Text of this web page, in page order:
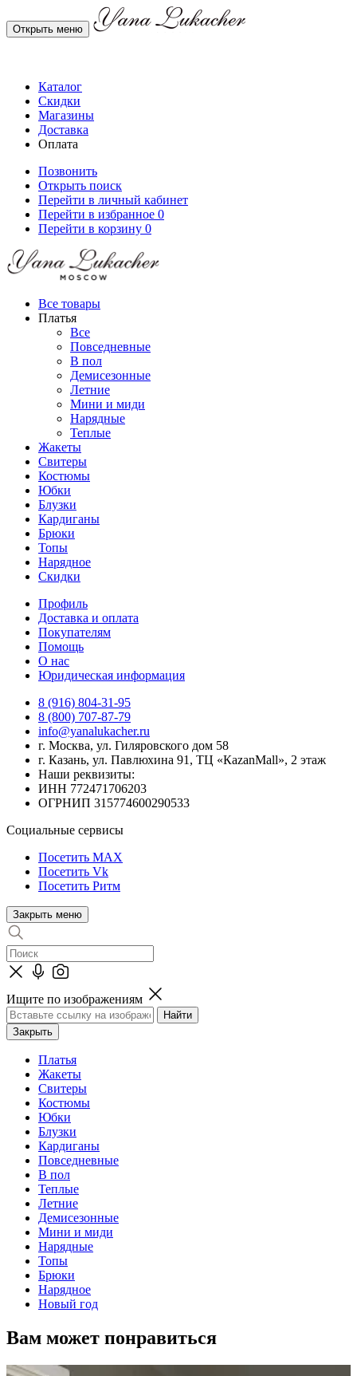
Открыть меню
Каталог
Скидки
Магазины
Доставка
Оплата
Позвонить
Открыть поиск
Перейти в личный кабинет
Перейти в избранное 0
Перейти в корзину 0
Все товары
Платья
Все
Повседневные
В пол
Демисезонные
Летние
Мини и миди
Нарядные
Теплые
Жакеты
Свитеры
Костюмы
Юбки
Блузки
Кардиганы
Брюки
Топы
Нарядное
Скидки
Профиль
Доставка и оплата
Покупателям
Помощь
О нас
Юридическая информация
8 (916) 804-31-95
8 (800) 707-87-79
info@yanalukacher.ru
г. Москва, ул. Гиляровского дом 58
г. Казань, ул. Павлюхина 91, ТЦ «КazanMall», 2 этаж
Наши реквизиты:
ИНН 772471706203
ОГРНИП 315774600290533
Социальные сервисы
Посетить MAX
Посетить Vk
Посетить Ритм
Закрыть меню
Ищите по изображениям
Закрыть
Платья
Жакеты
Свитеры
Костюмы
Юбки
Блузки
Кардиганы
Повседневные
В пол
Теплые
Летние
Демисезонные
Мини и миди
Нарядные
Топы
Брюки
Нарядное
Новый год
Вам может понравиться